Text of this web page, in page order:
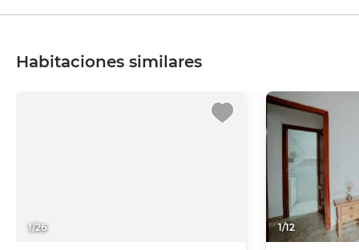
Habitaciones similares
1/26 1/12